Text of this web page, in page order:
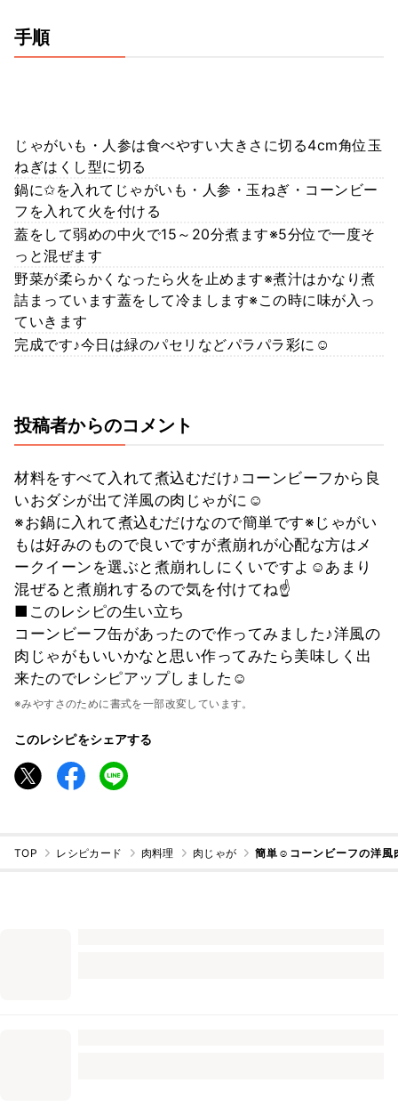
手順
じゃがいも・人参は食べやすい大きさに切る4cm角位玉
ねぎはくし型に切る
鍋に✩を入れてじゃがいも・人参・玉ねぎ・コーンビー
フを入れて火を付ける
蓋をして弱めの中火で15～20分煮ます※5分位で一度そ
っと混ぜます
野菜が柔らかくなったら火を止めます※煮汁はかなり煮
詰まっています蓋をして冷まします※この時に味が入っ
ていきます
完成です♪今日は緑のパセリなどパラパラ彩に☺
投稿者からのコメント
材料をすべて入れて煮込むだけ♪コーンビーフから良
いおダシが出て洋風の肉じゃがに☺
※お鍋に入れて煮込むだけなので簡単です※じゃがい
もは好みのもので良いですが煮崩れが心配な方はメ
ークイーンを選ぶと煮崩れしにくいですよ☺あまり
混ぜると煮崩れするので気を付けてね☝
■このレシピの生い立ち
コーンビーフ缶があったので作ってみました♪洋風の
肉じゃがもいいかなと思い作ってみたら美味しく出
来たのでレシピアップしました☺
※みやすさのために書式を一部改変しています。
このレシピをシェアする
TOP レシピカード 肉料理 肉じゃが 簡単☺コーンビーフの洋風